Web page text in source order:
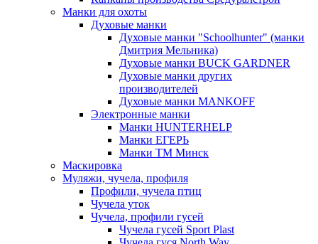
Манки для охоты
Духовые манки
Духовые манки "Schoolhunter" (манки
Дмитрия Мельника)
Духовые манки BUCK GARDNER
Духовые манки других
производителей
Духовые манки MANKOFF
Электронные манки
Манки HUNTERHELP
Манки ЕГЕРЬ
Манки ТМ Минск
Маскировка
Муляжи, чучела, профиля
Профили, чучела птиц
Чучела уток
Чучела, профили гусей
Чучела гусей Sport Plast